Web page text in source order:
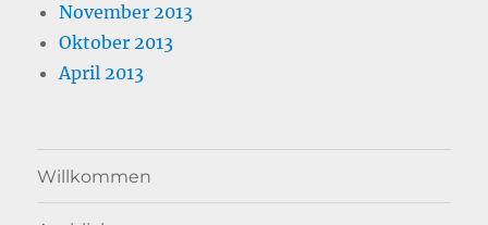
November 2013
Oktober 2013
April 2013
Willkommen